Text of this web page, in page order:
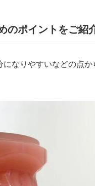
のポイントをご紹
なりやすいなどの点